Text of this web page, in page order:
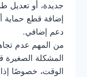
جديدة، أو تعديل
إضافة قطع حماية
دعم إضافي.
من المهم عدم
المشكلة الصغيرة
الوقت، خصوصًا